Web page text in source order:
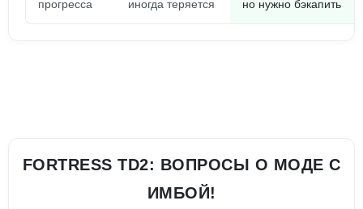
прогресса
иногда теряется
но нужно бэкапить
FORTRESS TD2: ВОПРОСЫ О МОДЕ С
ИМБОЙ!